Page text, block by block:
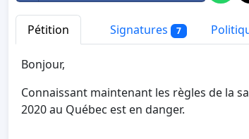
Pétition Signatures 7
Bonjour,
Connaissant maintenant les règles de la
2020 au Québec est en danger.